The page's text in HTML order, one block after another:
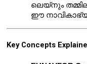
ലെയ്നും
ഈ
Key Concepts